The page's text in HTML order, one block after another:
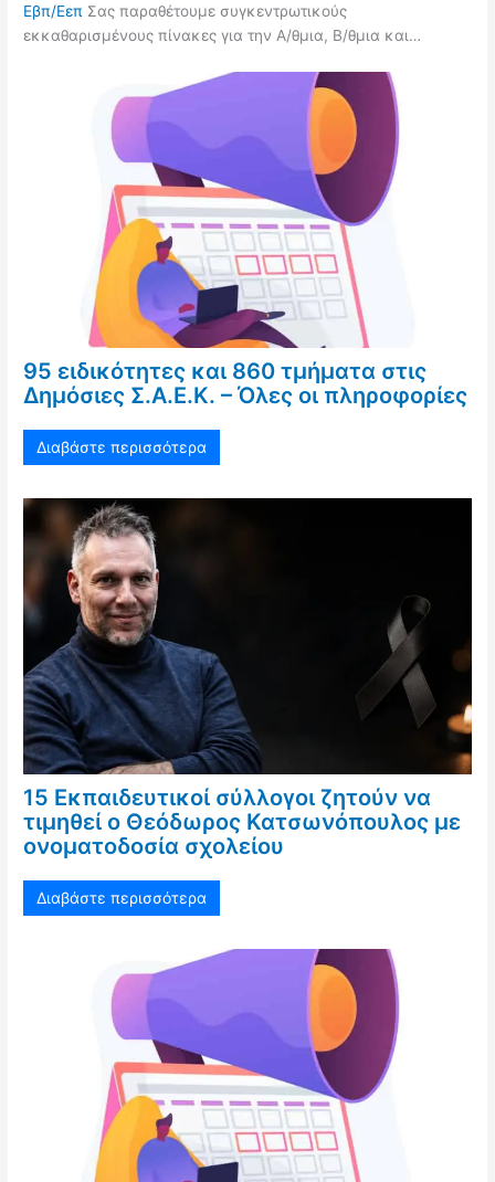
Εβπ/Εεπ Σας παραθέτουμε συγκεντρωτικούς
εκκαθαρισμένους πίνακες για την Α/θμια, Β/θμια και…
95 ειδικότητες και 860 τμήματα στις
Δημόσιες Σ.Α.Ε.Κ. – Όλες οι πληροφορίες
Διαβάστε περισσότερα
15 Εκπαιδευτικοί σύλλογοι ζητούν να
τιμηθεί ο Θεόδωρος Κατσωνόπουλος με
ονοματοδοσία σχολείου
Διαβάστε περισσότερα